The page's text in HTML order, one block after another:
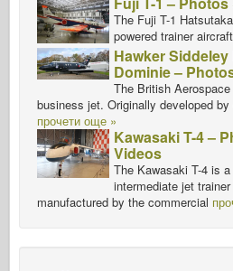
The Fuji T-1
powered trainer aircraft
Hawker Siddeley
Dominie –
The British
business jet. Originally developed
прочети още »
Kawasaki T-4 –
Videos
The Kawasaki T-4 is
intermediate jet
manufactured by the commercial